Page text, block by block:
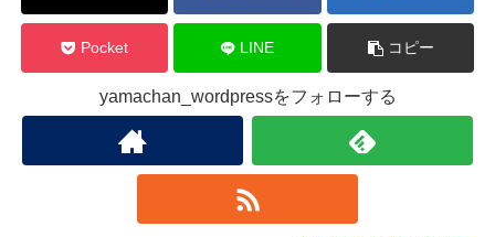
Pocket LINE コピー
yamachan_wordpressをフォローする